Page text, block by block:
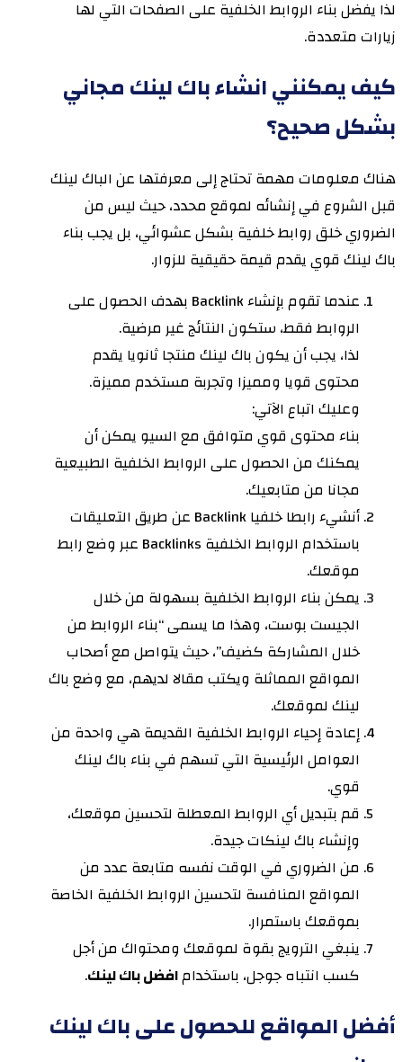
لذا يفضل بناء الروابط الخلفية على الصفحات التي لها
زيارات متعددة.
كيف يمكنني انشاء باك لينك مجاني
بشكل صحيح؟
هناك معلومات مهمة تحتاج إلى معرفتها عن الباك لينك
قبل الشروع في إنشائه لموقع محدد، حيث ليس من
الضروري خلق روابط خلفية بشكل عشوائي، بل يجب بناء
باك لينك قوي يقدم قيمة حقيقية للزوار.
عندما تقوم بإنشاء Backlink بهدف الحصول على
الروابط فقط، ستكون النتائج غير مرضية.
لذا، يجب أن يكون باك لينك منتجا ثانويا يقدم
محتوى قويا ومميزا وتجربة مستخدم مميزة.
وعليك اتباع الآتي:
بناء محتوى قوي متوافق مع السيو يمكن أن
يمكنك من الحصول على الروابط الخلفية الطبيعية
مجانا من متابعيك.
أنشيء رابطا خلفيا Backlink عن طريق التعليقات
باستخدام الروابط الخلفية Backlinks عبر وضع رابط
موقعك.
يمكن بناء الروابط الخلفية بسهولة من خلال
الجيست بوست، وهذا ما يسمى “بناء الروابط من
خلال المشاركة كضيف”، حيث يتواصل مع أصحاب
المواقع المماثلة ويكتب مقالا لديهم، مع وضع باك
لينك لموقعك.
إعادة إحياء الروابط الخلفية القديمة هي واحدة من
العوامل الرئيسية التي تسهم في بناء باك لينك
قوي.
قم بتبديل أي الروابط المعطلة لتحسين موقعك،
وإنشاء باك لينكات جيدة.
من الضروري في الوقت نفسه متابعة عدد من
المواقع المنافسة لتحسين الروابط الخلفية الخاصة
بموقعك باستمرار.
ينبغي الترويج بقوة لموقعك ومحتواك من أجل
كسب انتباه جوجل، باستخدامافضل باك لينك.
أفضل المواقع للحصول على باك لينك